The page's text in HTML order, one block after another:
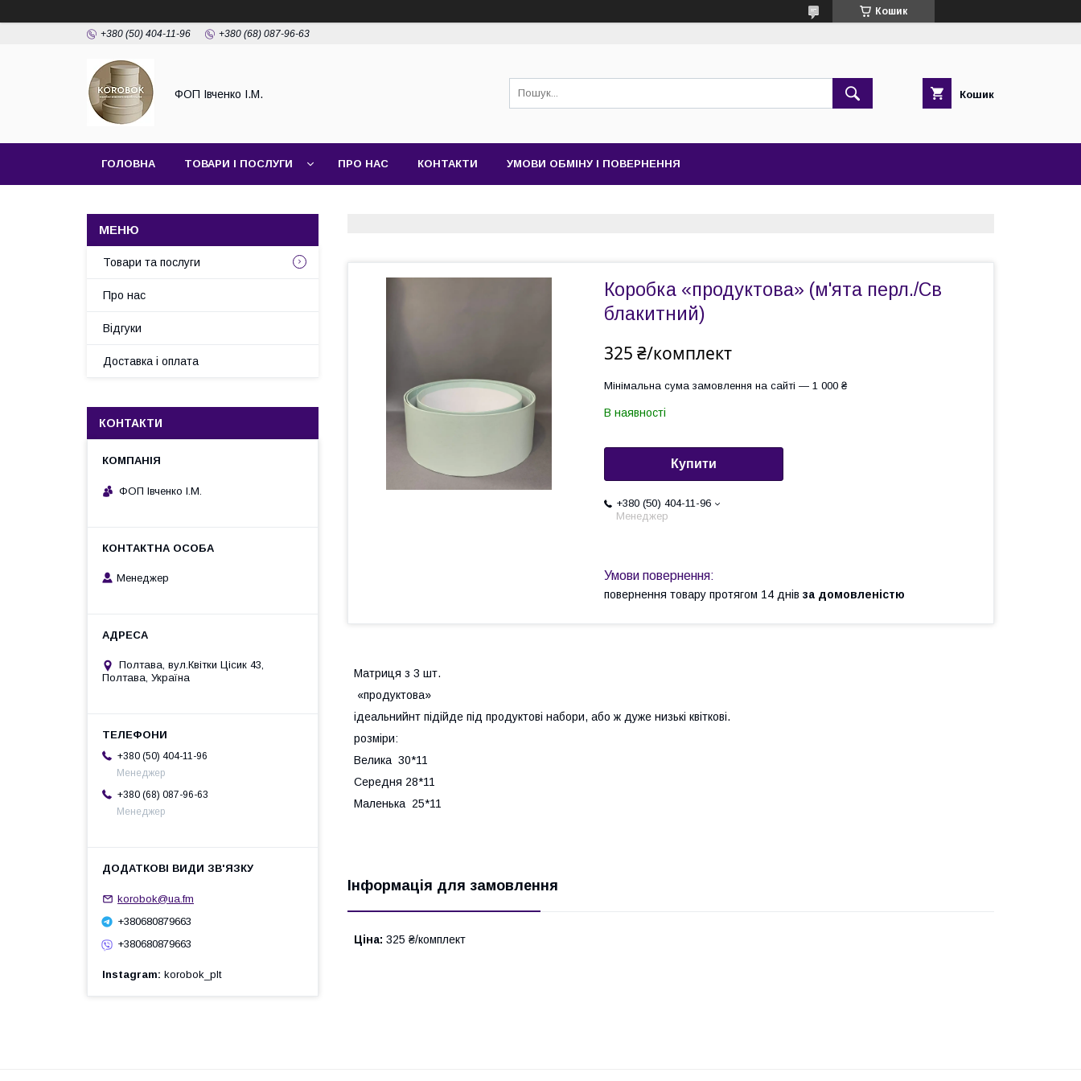
Кошик
+380 (50) 404-11-96 +380 (68) 087-96-63
ФОП Івченко І.М. Кошик
ГОЛОВНА ТОВАРИ І ПОСЛУГИ ПРО НАС КОНТАКТИ УМОВИ ОБМІНУ І ПОВЕРНЕННЯ
Коробка «продуктова» (м'ята перл./Св
блакитний)
325 ₴/комплект
Мінімальна сума замовлення на сайті — 1 000 ₴
В наявності
Купити
+380 (50) 404-11-96
Менеджер
повернення товару протягом 14 днів за домовленістю
Матриця з 3 шт.
«продуктова»
ідеальнийнт підійде під продуктові набори, або ж дуже низькі квіткові.
розміри:
Велика 30*11
Середня 28*11
Маленька 25*11
Інформація для замовлення
Ціна: 325 ₴/комплект
Товари та послуги
Про нас
Відгуки
Доставка і оплата
КОНТАКТИ
ФОП Івченко І.М.
Менеджер
Полтава, вул.Квітки Цісик 43,
Полтава, Україна
+380 (50) 404-11-96
Менеджер
+380 (68) 087-96-63
Менеджер
korobok@ua.fm
+380680879663
+380680879663
Instagram korobok_plt